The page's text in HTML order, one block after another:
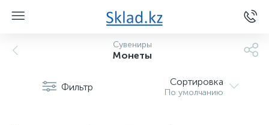
Сувениры
Монеты
Фильтр Сортировка
По умолчанию